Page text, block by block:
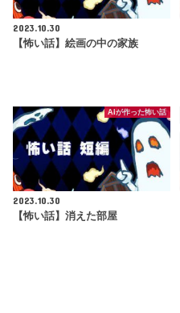
2023.10.30
【怖い話】絵画の中の家族
AIが作った怖い話
2023.10.30
【怖い話】消えた部屋